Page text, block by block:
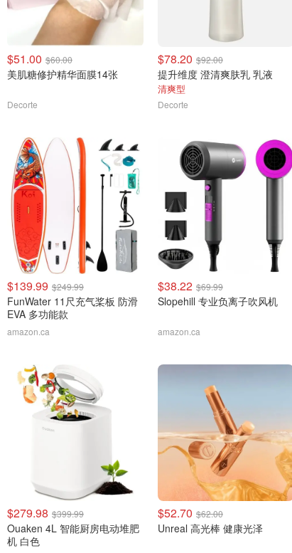
$51.00 $60.00
美肌糖修护精华面膜14张
Decorte
$78.20 $92.00
提升维度 澄清爽肤乳 乳液
清爽型
Decorte
$139.99 $249.99
FunWater 11尺充气桨板 防滑
EVA 多功能款
amazon.ca
$38.22 $69.99
Slopehill 专业负离子吹风机
amazon.ca
$279.98 $399.99
Ouaken 4L 智能厨房电动堆肥
机 白色
$52.70 $62.00
Unreal 高光棒 健康光泽